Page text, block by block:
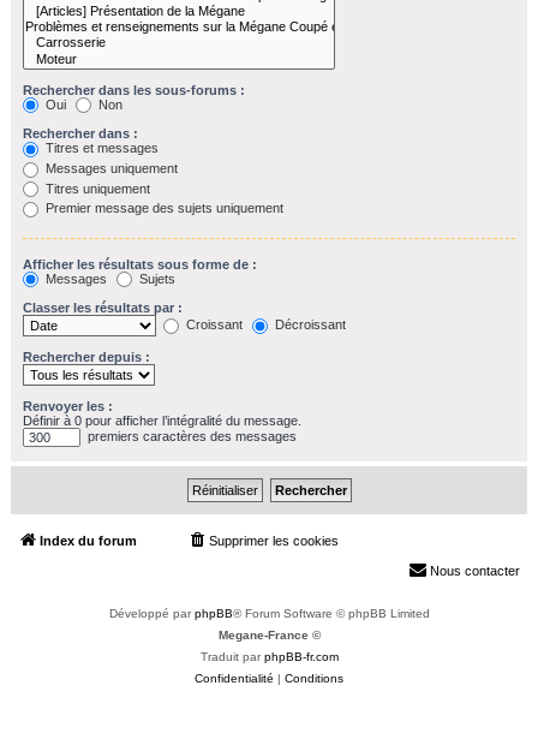
Rechercher dans les sous-forums :
Oui
Non
Rechercher dans :
Titres et messages
Messages uniquement
Titres uniquement
Premier message des sujets uniquement
Afficher les résultats sous forme de :
Messages
Sujets
Classer les résultats par :
Croissant
Décroissant
Rechercher depuis :
Renvoyer les :
Définir à 0 pour afficher l’intégralité du message.
premiers caractères des messages
Index du forum Supprimer les cookies
Nous contacter
Développé parphpBB® Forum Software © phpBB Limited
Megane-France ©
Traduit parphpBB-fr.com
Confidentialité
Conditions